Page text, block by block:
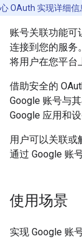
心 OAuth 实现详细信
账号关联功能可
连接到您的服务
将用户在您平台
借助安全的
Google 账号与
Google 应用和
用户可以关联或
通过 Google 账
使用场景
实现 Google 账